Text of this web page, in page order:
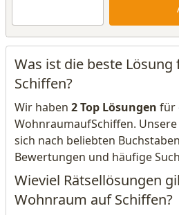
Was ist die beste
Schiffen?
Wir haben 2 Top Lösungen für
WohnraumaufSchiffen.
sich nach beliebten
Bewertungen und häufige
Wieviel Rätsellösungen
Wohnraum auf Schiffen?